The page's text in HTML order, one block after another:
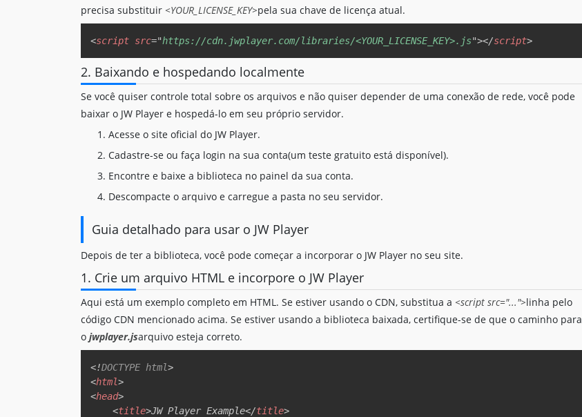
precisa substituir <YOUR_LICENSE_KEY>pela sua chave de licença atual.
<script src="https://cdn.jwplayer.com/libraries/<YOUR_LICENSE_KEY>.js"></script>
2. Baixando e hospedando localmente
Se você quiser controle total sobre os arquivos e não quiser depender de uma conexão de rede, você pode
baixar o JW Player e hospedá-lo em seu próprio servidor.
Acesse o site oficial do JW Player.
Cadastre-se ou faça login na sua conta(um teste gratuito está disponível).
Encontre e baixe a biblioteca no painel da sua conta.
Descompacte o arquivo e carregue a pasta no seu servidor.
Guia detalhado para usar o JW Player
Depois de ter a biblioteca, você pode começar a incorporar o JW Player no seu site.
1. Crie um arquivo HTML e incorpore o JW Player
Aqui está um exemplo completo em HTML. Se estiver usando o CDN, substitua a <script src="...">linha pelo
código CDN mencionado acima. Se estiver usando a biblioteca baixada, certifique-se de que o caminho para
o jwplayer.jsarquivo esteja correto.
<!DOCTYPE html>
<html>
<head>
<title>JW Player Example</title>